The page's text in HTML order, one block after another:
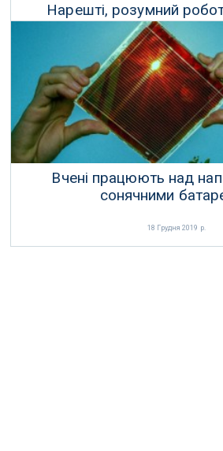
Нарешті, розумний
готувати і подавати
24 Грудня 2019 р.
Вчені працюють над
сонячними
18 Грудня 2019 р.